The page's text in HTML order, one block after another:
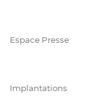
Espace Presse
Implantations